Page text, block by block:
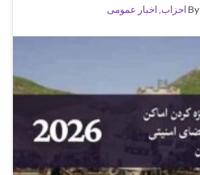
Byاحزاب,اخبار عمومی